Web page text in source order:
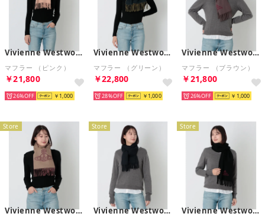
Vivienne Westwood
マフラー （ピンク）
￥21,800
26% ￥1,000
Vivienne Westwood
マフラー （グリーン）
￥22,800
28% ￥1,000
Vivienne Westwood
マフラー （ブラウン）
￥21,800
26% ￥1,000
Store
Vivienne Westwood
Store
Vivienne Westwood
Store
Vivienne Westwood